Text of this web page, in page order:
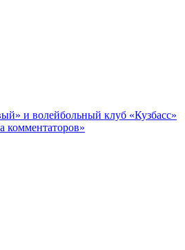
и волейбольный клуб «Кузбасс»
комментаторов»